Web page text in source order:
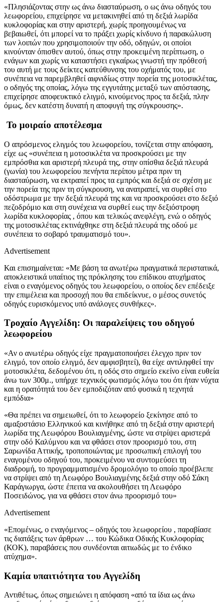
«Πλησιάζοντας στην ως άνω διασταύρωση, ο ως άνω οδηγός του
λεωφορείου, επιχείρησε να μετακινηθεί από τη δεξιά λωρίδα
κυκλοφορίας και στην αριστερή, χωρίς προηγουμένως να
βεβαιωθεί, ότι μπορεί να το πράξει χωρίς κίνδυνο ή παρακώλυση
των λοιπών που χρησιμοποιούν την οδό, οδηγών, οι οποίοι
κινούνταν όπισθεν αυτού, όπως στην προκειμένη περίπτωση, ο
ενάγων και χωρίς να καταστήσει εγκαίρως γνωστή την πρόθεσή
του αυτή με τους δείκτες κατεύθυνσης του οχήματός του, με
συνέπεια να παρεμβληθεί αιφνιδίως στην πορεία της μοτοσικλέτας,
ο οδηγός της οποίας, λόγω της εγγυτάτης μεταξύ των απόστασης,
επιχείρησε αποφευκτικό ελιγμό, κινούμενος προς τα δεξιά, πλην
όμως, δεν κατέστη δυνατή η αποφυγή της σύγκρουσης».
Το μοιραίο αποτέλεσμα
Ο απρόσμενος ελιγμός του λεωφορείου, τονίζεται στην απόφαση,
είχε ως «συνέπεια η μοτοσικλέτα να προσκρούσει με την
εμπρόσθια και αριστερή πλευρά της, στην οπίσθια δεξιά πλευρά
(γωνία) του λεωφορείου πενήντα περίπου μέτρα πριν τη
διασταύρωση, να εκτραπεί προς τα εμπρός και δεξιά σε σχέση με
την πορεία της πριν τη σύγκρουση, να ανατραπεί, να συρθεί στο
οδόστρωμα με την δεξιά πλευρά της και να προσκρούσει στο δεξιό
πεζοδρόμιο και στη συνέχεια να συρθεί εως την δεξιόστροφη
λωρίδα κυκλοφορίας , όπου και τελικώς ανεφλέγη, ενώ ο οδηγός
της μοτοσικλέτας εκτινάχθηκε στη δεξιά πλευρά της οδού με
συνέπεια το σοβαρό τραυματισμό του».
Advertisement
Και επισημαίνεται: «Με βάση τα ανωτέρω πραγματικά περιστατικά,
αποκλειστικά υπαίτιος της πρόκλησης του επίδικου ατυχήματος
είναι ο εναγόμενος οδηγός του λεωφορείου, ο οποίος δεν επέδειξε
την επιμέλεια και προσοχή που θα επιδείκνυε, ο μέσος συνετός
οδηγός ευρισκόμενος υπό ανάλογες συνθήκες».
Τροχαίο Αγγελίδη: Οι παραλείψεις του οδηγού
λεωφορείου
«Αν ο ανωτέρω οδηγός είχε πραγματοποιήσει έλεγχο πριν τον
ελιγμό, τον οποίο ελιγμό, δεν αμφισβητεί), θα είχε αντιληφθεί την
μοτοσικλέτα, δεδομένου ότι, η οδός στο σημείο εκείνο είναι ευθεία
άνω των 300μ., υπήρχε τεχνικός φωτισμός λόγω του ότι ήταν νύχτα
και η ορατότητά του δεν εμποδιζόταν από φυσικά η τεχνητά
εμπόδια»
«Θα πρέπει να σημειωθεί, ότι το λεωφορείο ξεκίνησε από το
αμαξοστάσιο Ελληνικού και κινήθηκε από τη δεξιά στην αριστερή
λωρίδα της Λεωφόρου Βουλιαγμένης, ώστε να στρίψει αριστερά
στην οδό Καλύμνου και να φθάσει στον προορισμό του, στη
Σαρωνίδα Αττικής, τροποποιώντας με προσωπική επιλογή του
εναγομένου οδηγού του, προκειμένου να συντομεύσει τη
διαδρομή, το προγραμματισμένο δρομολόγιο το οποίο προέβλεπε
να στρίψει από τη Λεωφόρο Βουλιαγμένης δεξιά στην οδό Σάκη
Καράγιωργα, ώστε έπειτα να ακολουθήσει τη Λεωφόρο
Ποσειδώνος, για να φθάσει στον άνω προορισμό του»
Advertisement
«Επομένως, ο εναγόμενος – οδηγός του λεωφορείου , παραβίασε
τις διατάξεις των άρθρων … του Κώδικα Οδικής Κυκλοφορίας
(ΚΟΚ), παραβάσεις που συνδέονται αιτιωδώς με το ένδικο
ατύχημα».
Καμία υπαιτιότητα του Αγγελίδη
Αντιθέτως, όπως σημειώνει η απόφαση «από τα ίδια ως άνω